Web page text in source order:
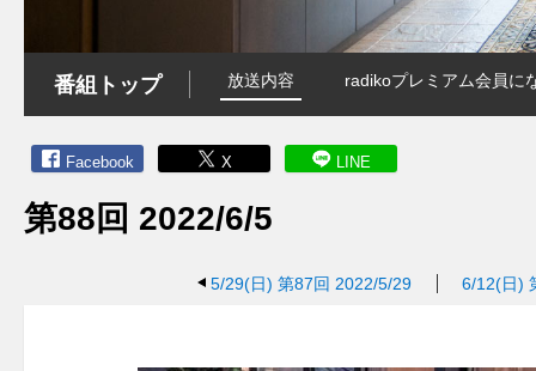
番組トップ 放送内容 radikoプレミアム会員に
Facebook X LINE
第88回 2022/6/5
5/29(日) 第87回 2022/5/29 6/12(日)